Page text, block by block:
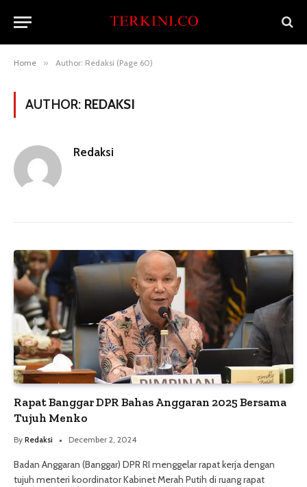
Home » Author: Redaksi (Page 60)
AUTHOR: REDAKSI
Redaksi
Rapat Banggar DPR Bahas Anggaran 2025 Bersama
Tujuh Menko
By Redaksi December 2, 2024
Badan Anggaran (Banggar) DPR RI menggelar rapat kerja dengan
tujuh menteri koordinator Kabinet Merah Putih di ruang rapat